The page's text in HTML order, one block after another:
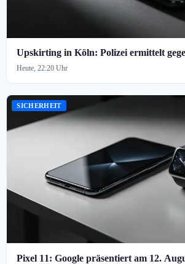
Upskirting in Köln: Polizei ermittelt
Heute, 22:20 Uhr
SICHERHEIT
Pixel 11: Google präsentiert am 12.